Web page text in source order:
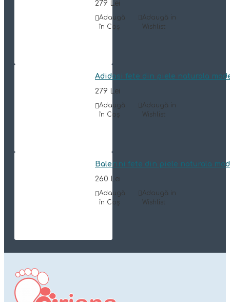
279 Lei
Adaugă
în Coş
Adaugă in
Wishlist
Adidasi fete din piele naturala
279 Lei
Adaugă
în Coş
Adaugă in
Wishlist
Balerini fete din piele naturala
260 Lei
Adaugă
în Coş
Adaugă in
Wishlist